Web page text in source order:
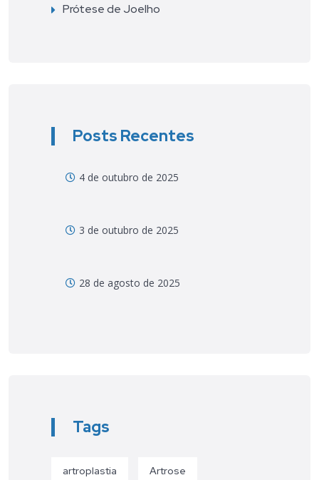
Prótese de Joelho
Posts Recentes
4 de outubro de 2025
3 de outubro de 2025
28 de agosto de 2025
Tags
artroplastia Artrose